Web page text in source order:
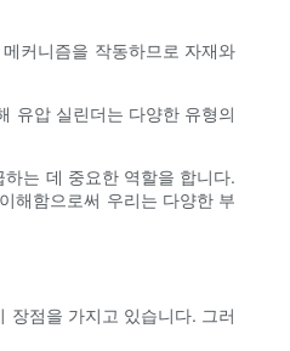
커니즘을 작동하므로 자재와
유압 실린더는 다양한 유형의
는 데 중요한 역할을 합니다.
해함으로써 우리는 다양한 부
장점을 가지고 있습니다. 그러